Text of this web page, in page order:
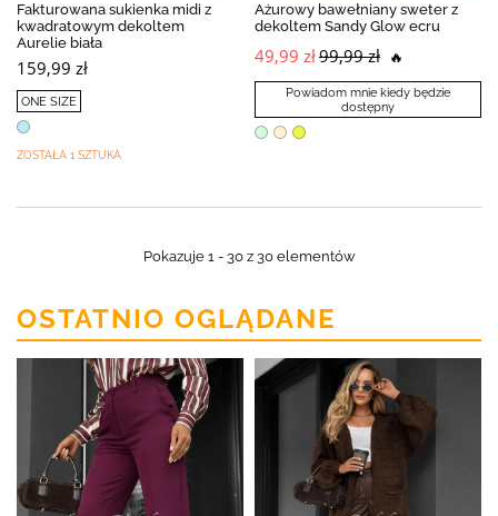
Fakturowana sukienka midi z
kwadratowym dekoltem
Aurelie biała
159,99 zł
ONE SIZE
ZOSTAŁA 1 SZTUKA
Ażurowy bawełniany sweter z
dekoltem Sandy Glow ecru
49,99 zł99,99 zł 🔥
Powiadom mnie kiedy będzie
dostępny
Pokazuje 1 - 30 z 30 elementów
OSTATNIO OGLĄDANE